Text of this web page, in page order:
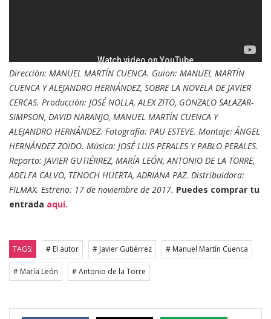
Dirección: MANUEL MARTÍN CUENCA. Guion: MANUEL MARTÍN
CUENCA Y ALEJANDRO HERNÁNDEZ, SOBRE LA NOVELA DE JAVIER
CERCAS. Producción: JOSÉ NOLLA, ALEX ZITO, GONZALO SALAZAR-
SIMPSON, DAVID NARANJO, MANUEL MARTÍN CUENCA Y
ALEJANDRO HERNÁNDEZ. Fotografía: PAU ESTEVE. Montaje: ÁNGEL
HERNÁNDEZ ZOIDO. Música: JOSÉ LUIS PERALES Y PABLO PERALES.
Reparto: JAVIER GUTIÉRREZ, MARÍA LEÓN, ANTONIO DE LA TORRE,
ADELFA CALVO, TENOCH HUERTA, ADRIANA PAZ. Distribuidora:
FILMAX. Estreno: 17 de noviembre de 2017. Puedes comprar tu
entrada aquí.
TAGS: # El autor # Javier Gutiérrez # Manuel Martín Cuenca
# María León # Antonio de la Torre